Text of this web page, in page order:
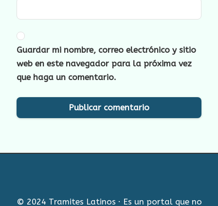
Guardar mi nombre, correo electrónico y sitio
web en este navegador para la próxima vez
que haga un comentario.
© 2024 Tramites Latinos · Es un portal que no